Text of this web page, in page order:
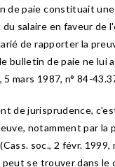
de paie constituait
salaire en faveur de
de rapporter la
bulletin de paie ne lui
5 mars 1987, n° 84-
de jurisprudence,
notamment par la
soc., 2 févr. 1999,
se trouver dans le